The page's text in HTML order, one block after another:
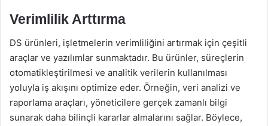
Verimlilik Arttırma
DS ürünleri, işletmelerin verimliliğini artırmak için çeşitli
araçlar ve yazılımlar sunmaktadır. Bu ürünler, süreçlerin
otomatikleştirilmesi ve analitik verilerin kullanılması
yoluyla iş akışını optimize eder. Örneğin, veri analizi ve
raporlama araçları, yöneticilere gerçek zamanlı bilgi
sunarak daha bilinçli kararlar almalarını sağlar. Böylece,